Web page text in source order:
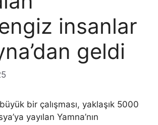
insanlar
geldi
büyük bir çalışması, yaklaşık 5000
yayılan Yamna’nın